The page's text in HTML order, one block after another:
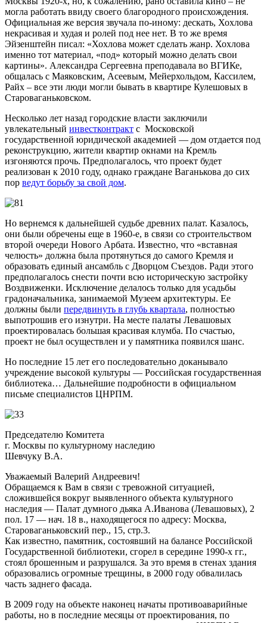
могла работать ввиду своего благородного происхождения.
Официальная же версия звучала по-иному: дескать, Хохлова
некрасивая и худая и ролей под нее нет. В то же время
Эйзенштейн писал: «Хохлова может сделать жанр. Хохлова
именно тот материал, «под» который можно делать свои
картины». Александра Сергеевна преподавала во ВГИКе,
общалась с Маяковским, Асеевым, Мейерхольдом, Кассилем,
Райх – все эти люди могли бывать в квартире Кулешовых в
Староваганьковском.
Несколько лет назад городские власти заключили
увлекательный инвестконтракт с Московской
государственной юридической академией — дом отдается под
реконструкцию, жители квартир окнами на Кремль
изгоняются прочь. Предполагалось, что проект будет
реализован к 2010 году, однако граждане Ваганькова до сих
пор ведут борьбу за свой дом.
Но вернемся к дальнейшей судьбе древних палат. Казалось,
они были обречены еще в 1960-е, в связи со строительством
второй очереди Нового Арбата. Известно, что «вставная
челюсть» должна была протянуться до самого Кремля и
образовать единый ансамбль с Дворцом Съездов. Ради этого
предполагалось снести почти всю историческую застройку
Воздвиженки. Исключение делалось только для усадьбы
градоначальника, занимаемой Музеем архитектуры. Ее
должны были передвинуть в глубь квартала, полностью
выпотрошив его изнутри. На месте палаты Левашовых
проектировалась большая красивая клумба. По счастью,
проект не был осуществлен и у памятника появился шанс.
Но последние 15 лет его последовательно доканывало
учреждение высокой культуры — Российская государственная
библиотека… Дальнейшие подробности в официальном
письме специалистов ЦНРПМ.
Председателю Комитета
г. Москвы по культурному наследию
Шевчуку В.А.
Уважаемый Валерий Андреевич!
Обращаемся к Вам в связи с тревожной ситуацией,
сложившейся вокруг выявленного объекта культурного
наследия — Палат думного дьяка А.Иванова (Левашовых), 2
пол. 17 — нач. 18 в., находящегося по адресу: Москва,
Староваганьковский пер., 15, стр.3.
Как известно, памятник, состоявший на балансе Российской
Государственной библиотеки, сгорел в середине 1990-х гг.,
стоял брошенным и разрушался. За это время в стенах здания
образовались огромные трещины, в 2000 году обвалилась
часть заднего фасада.
В 2009 году на объекте наконец начаты противоаварийные
работы, но в последние месяцы от проектирования, по